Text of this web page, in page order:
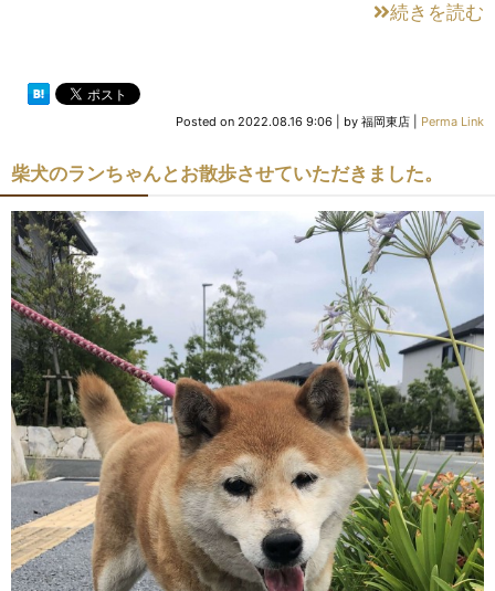
続きを読む
Posted on 2022.08.16 9:06 by 福岡東店 Perma Link
柴犬のランちゃんとお散歩させていただきました。